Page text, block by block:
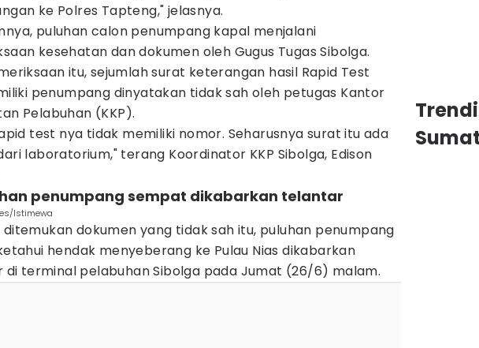
ke Polres Tapteng," jelasnya.
puluhan calon penumpang kapal menjalani
kesehatan dan dokumen oleh Gugus Tugas Sibolga.
itu, sejumlah surat keterangan hasil Rapid Test
penumpang dinyatakan tidak sah oleh petugas Kantor
Pelabuhan (KKP).
test nya tidak memiliki nomor. Seharusnya surat itu ada
laboratorium," terang Koordinator KKP Sibolga, Edison
penumpang sempat dikabarkan telantar
Istimewa
ditemukan dokumen yang tidak sah itu, puluhan penumpang
hendak menyeberang ke Pulau Nias dikabarkan
di terminal pelabuhan Sibolga pada Jumat (26/6) malam.